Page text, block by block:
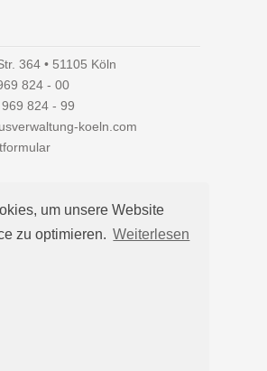
um unsere Website
zu optimieren. Weiterlesen
364 • 51105 Köln
824 - 00
824 - 99
koeln.com
Blick
Köln
Köln